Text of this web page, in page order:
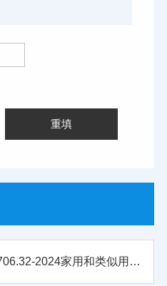
GBT4706.32-2024家用和类似用途电器的安全 第32部分: 热泵、空调器和除湿机的特殊要求 附录 KK (规范性) A2L热表面点燃温度试验方法